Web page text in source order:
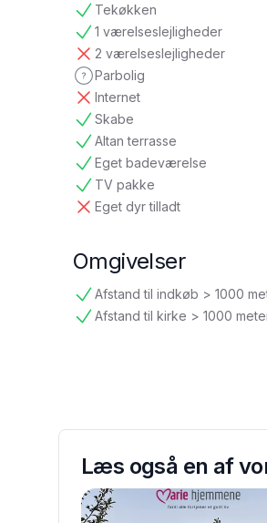
Tekøkken
tilgængelig
1 værelseslejligheder
tilgængelig
2 værelseslejligheder
ikke tilgængelig
Parbolig
ikke oplyst
Internet
ikke tilgængelig
Skabe
tilgængelig
Altan terrasse
tilgængelig
Eget badeværelse
tilgængelig
TV pakke
tilgængelig
Eget dyr tilladt
ikke tilgængelig
Omgivelser
Afstand til indkøb > 1000
tilgængelig
Afstand til kirke > 1000
tilgængelig
Læs også en af